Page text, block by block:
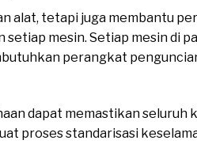
alat, tetapi juga membantu
mesin. Setiap mesin di
perangkat
dapat memastikan
proses standarisasi